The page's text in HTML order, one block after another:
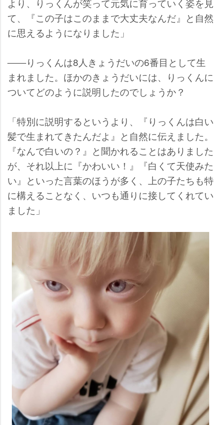
て、『この子はこのままで大丈夫なんだ』と自然
に思えるようになりました」
――りっくんは8人きょうだいの6番目として生
まれました。ほかのきょうだいには、りっくんに
ついてどのように説明したのでしょうか？
「特別に説明するというより、『りっくんは白い
髪で生まれてきたんだよ』と自然に伝えました。
『なんで白いの？』と聞かれることはありました
が、それ以上に『かわいい！』『白くて天使みた
い』といった言葉のほうが多く、上の子たちも特
に構えることなく、いつも通りに接してくれてい
ました」